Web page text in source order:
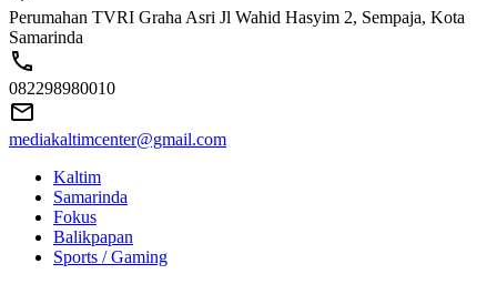
Perumahan TVRI Graha Asri Jl Wahid Hasyim 2, Sempaja, Kota
Samarinda
082298980010
mediakaltimcenter@gmail.com
Kaltim
Samarinda
Fokus
Balikpapan
Sports / Gaming